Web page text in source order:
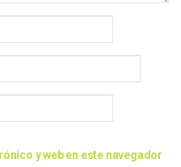
y web en este navegador